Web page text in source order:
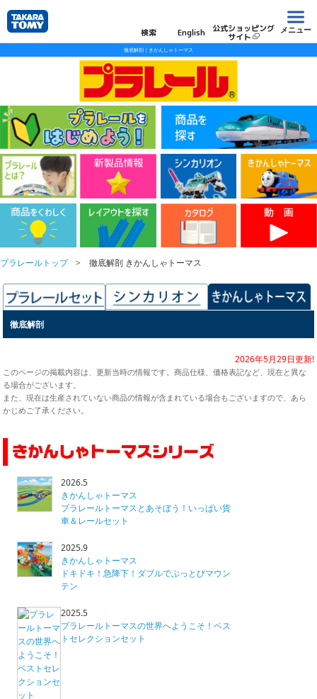
検索 English 公式ショッピング
サイト
メニュー
徹底解剖｜きかんしゃトーマス
プラレールトップ 徹底解剖 きかんしゃトーマス
徹底解剖
2026年5月29日更新!
このページの掲載内容は、更新当時の情報です。商品仕様、価格表記など、現在と異な
る場合がございます。
また、現在は生産されていない商品の情報が含まれている場合もございますので、あら
かじめご了承ください。
2026.5
きかんしゃトーマス
プラレールトーマスとあそぼう！いっぱい貨
車＆レールセット
2025.9
きかんしゃトーマス
ドキドキ！急降下！ダブルでぶっとびマウン
テン
2025.5
プラレールトーマスの世界へようこそ！ベス
トセレクションセット